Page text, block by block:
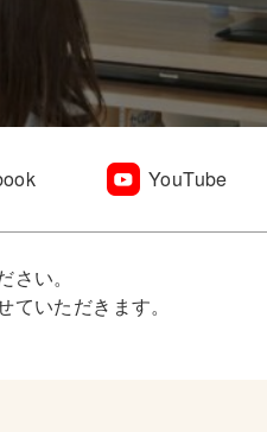
YouTube
い。
いただきます。